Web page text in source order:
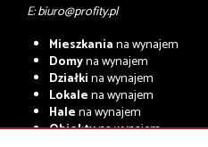
E:biuro@profity.pl
Mieszkaniana wynajem
Domyna wynajem
Działkina wynajem
Lokalena wynajem
Halena wynajem
Obiektyna wynajem